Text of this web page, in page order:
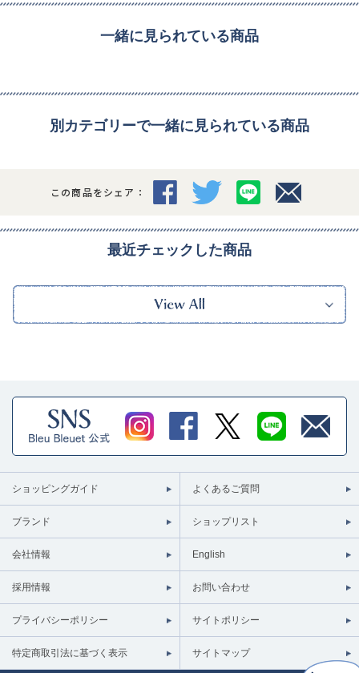
一緒に見られている商品
別カテゴリーで一緒に見られている商品
この商品をシェア：
最近チェックした商品
ショッピングガイド よくあるご質問
ブランド ショップリスト
会社情報 English
採用情報 お問い合わせ
プライバシーポリシー サイトポリシー
特定商取引法に基づく表示 サイトマップ